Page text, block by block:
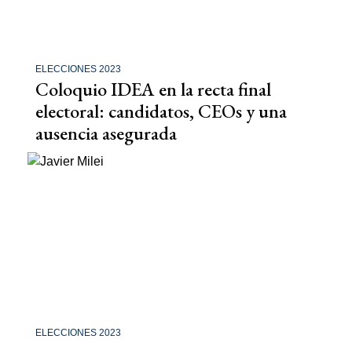
ELECCIONES 2023
Coloquio IDEA en la recta final
electoral: candidatos, CEOs y una
ausencia asegurada
ELECCIONES 2023